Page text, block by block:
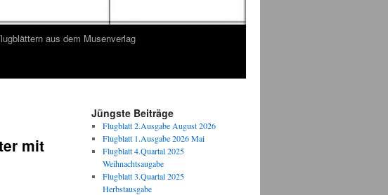
aus dem Musenverlag
mit
Jüngste Beiträge
Flugblatt 2.Ausgabe August 2026
Flugblatt 1.Ausgabe 2026 Mai
Flugblatt 4.Quartal 2025
Weihnachtsaugabe
Flugblatt 3.Quartal 2025
Herbstausgabe